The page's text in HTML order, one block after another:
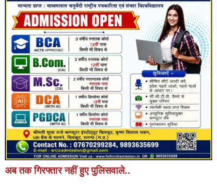
अब तक गिरफ्तार नहीं हुए पुलिसवाले..